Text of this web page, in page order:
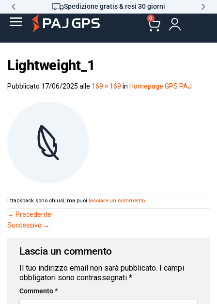
Spedizione gratis & resi 30 giorni
0
Lightweight_1
Pubblicato 17/06/2025alle 169 × 169 inHomepage GPS PAJ
I trackback sono chiusi, ma puoilasciare un commento.
← Precedente
Successivo →
Lascia un commento
Il tuo indirizzo email non sarà pubblicato.
I campi
obbligatori sono contrassegnati *
Commento*